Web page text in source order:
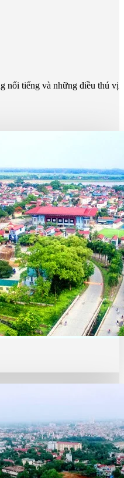
nổi tiếng và những điều thú vị